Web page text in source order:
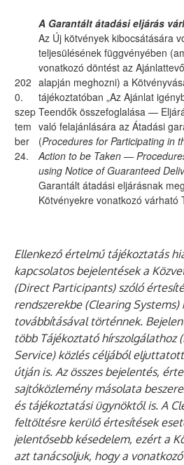
202
0.
szep
tem
ber
24.
A Garantált átadási eljárás
Az Új kötvények kibocsátására
teljesülésének függvényében
vonatkozó döntést az
alapján meghozni) a
tájékoztatóban „Az Ajánlat
Teendők összefoglalása —
való felajánlására az Átadási
(Procedures for Participating in
Action to be Taken —
using Notice of Guaranteed
Garantált átadási eljárásnak
Kötvényekre vonatkozó várható
Ellenkező értelmű tájékoztatás
kapcsolatos bejelentések a
(Direct Participants) szóló
rendszerekbe (Clearing Systems)
továbbításával történnek.
több Tájékoztató hírszolgálathoz
Service) közlés céljából
útján is. Az összes bejelentés,
sajtóközlemény másolata
és tájékoztatási ügynöktől is. A
feltöltésre kerülő értesítések
jelentősebb késedelem, ezért a
azt tanácsoljuk, hogy a